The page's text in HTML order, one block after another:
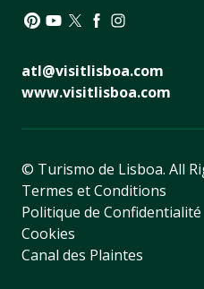
atl@visitlisboa.com
www.visitlisboa.com
© Turismo de Lisboa. All
Termes et Conditions
Politique de Confidentialité
Cookies
Canal des Plaintes